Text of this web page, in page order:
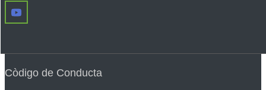
Còdigo de Conducta